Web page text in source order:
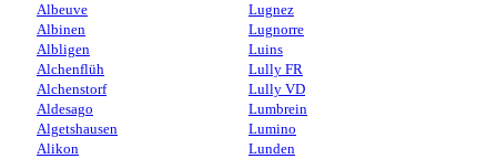
Albeuve
Albinen
Albligen
Alchenflüh
Alchenstorf
Aldesago
Algetshausen
Alikon
Lugnez
Lugnorre
Luins
Lully FR
Lully VD
Lumbrein
Lumino
Lunden